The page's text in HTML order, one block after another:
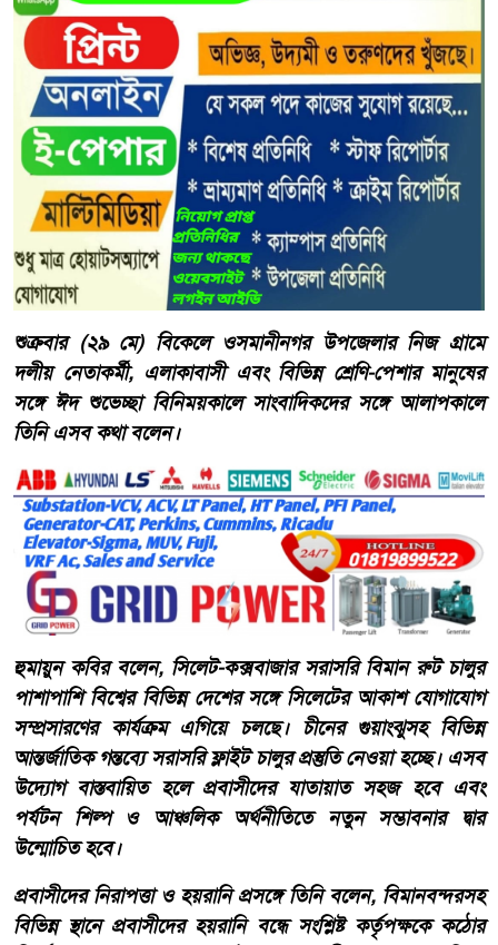
শুক্রবার (২৯ মে) বিকেলে ওসমানীনগর উপজেলার নিজ গ্রামে
দলীয় নেতাকর্মী, এলাকাবাসী এবং বিভিন্ন শ্রেণি-পেশার মানুষের
সঙ্গে ঈদ শুভেচ্ছা বিনিময়কালে সাংবাদিকদের সঙ্গে আলাপকালে
তিনি এসব কথা বলেন।
হুমায়ুন কবির বলেন, সিলেট-কক্সবাজার সরাসরি বিমান রুট চালুর
পাশাপাশি বিশ্বের বিভিন্ন দেশের সঙ্গে সিলেটের আকাশ যোগাযোগ
সম্প্রসারণের কার্যক্রম এগিয়ে চলছে। চীনের গুয়াংঝুসহ বিভিন্ন
আন্তর্জাতিক গন্তব্যে সরাসরি ফ্লাইট চালুর প্রস্তুতি নেওয়া হচ্ছে। এসব
উদ্যোগ বাস্তবায়িত হলে প্রবাসীদের যাতায়াত সহজ হবে এবং
পর্যটন শিল্প ও আঞ্চলিক অর্থনীতিতে নতুন সম্ভাবনার দ্বার
উন্মোচিত হবে।
প্রবাসীদের নিরাপত্তা ও হয়রানি প্রসঙ্গে তিনি বলেন, বিমানবন্দরসহ
বিভিন্ন স্থানে প্রবাসীদের হয়রানি বন্ধে সংশ্লিষ্ট কর্তৃপক্ষকে কঠোর